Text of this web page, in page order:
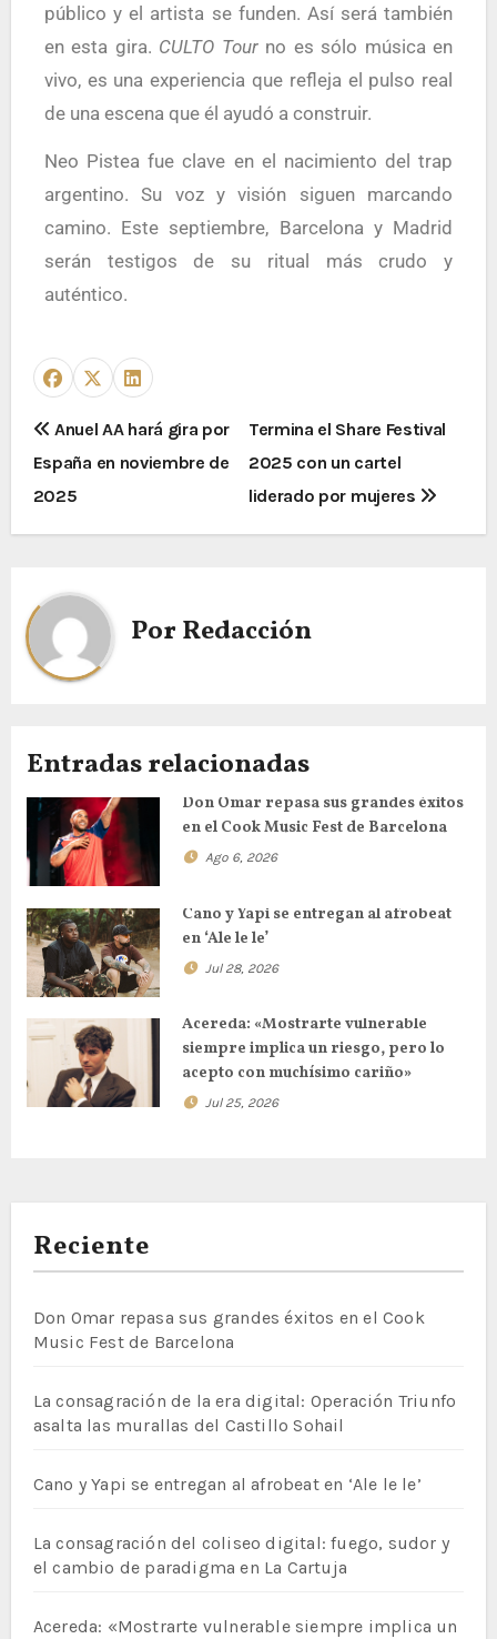
público y el artista se funden. Así será también
en esta gira. CULTO Tourno es sólo música en
vivo, es una experiencia que refleja el pulso real
de una escena que él ayudó a construir.
Neo Pistea fue clave en el nacimiento del trap
argentino. Su voz y visión siguen marcando
camino. Este septiembre, Barcelona y Madrid
serán testigos de su ritual más crudo y
auténtico.
Anuel AA hará gira por
España en noviembre de
2025
Termina el Share Festival
2025 con un cartel
liderado por mujeres
PorRedacción
Entradas relacionadas
Don Omar repasa sus grandes éxitos
en el Cook Music Fest de Barcelona
Ago 6, 2026
Cano y Yapi se entregan al afrobeat
en ‘Ale le le’
Jul 28, 2026
Acereda: «Mostrarte vulnerable
siempre implica un riesgo, pero lo
acepto con muchísimo cariño»
Jul 25, 2026
Reciente
Don Omar repasa sus grandes éxitos en el Cook
Music Fest de Barcelona
La consagración de la era digital: Operación Triunfo
asalta las murallas del Castillo Sohail
Cano y Yapi se entregan al afrobeat en ‘Ale le le’
La consagración del coliseo digital: fuego, sudor y
el cambio de paradigma en La Cartuja
Acereda: «Mostrarte vulnerable siempre implica un